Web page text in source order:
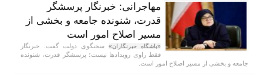
مهاجرانی: خبرنگار پرسشگر
قدرت، شنونده جامعه و بخشی از
مسیر اصلاح امور است
«باشگاه خبرنگاران» سخنگوی دولت گفت: خبرنگار
فقط راوی رویداد‌ها نیست؛ پرسشگر قدرت، شنونده
جامعه و بخشی از مسیر اصلاح امور است.